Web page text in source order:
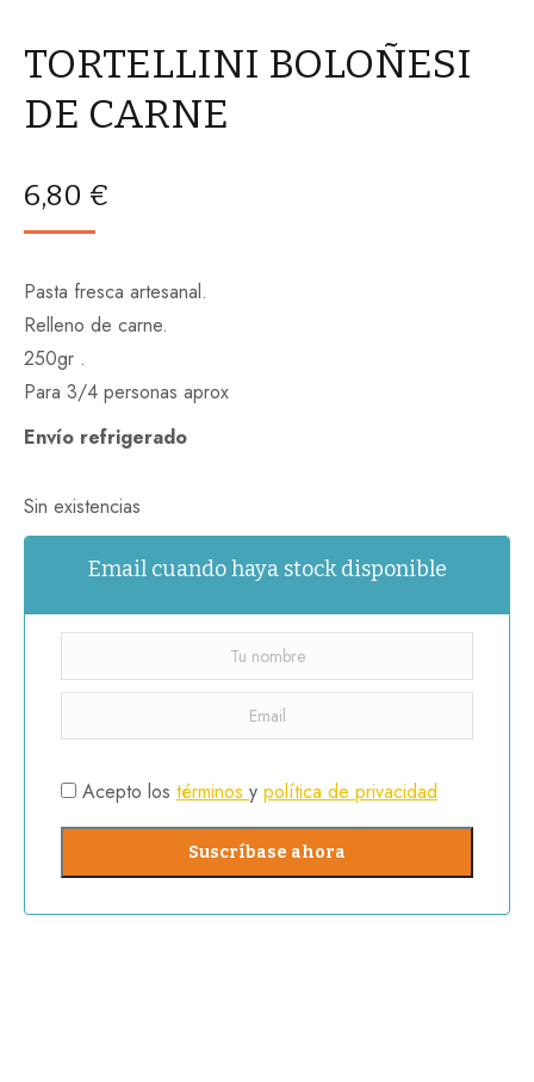
TORTELLINI BOLOÑESI
DE CARNE
6,80 €
Pasta fresca artesanal.
Relleno de carne.
250gr .
Para 3/4 personas aprox
Envío refrigerado
Sin existencias
Email cuando haya stock disponible
Acepto los términos y política de privacidad